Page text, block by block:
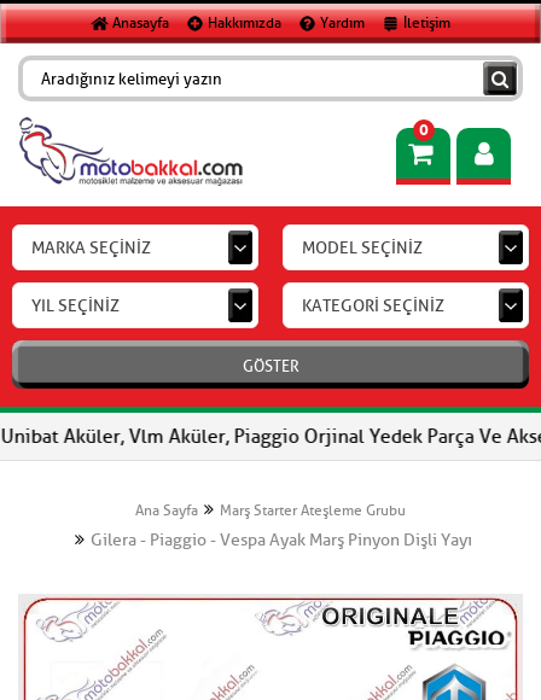
Anasayfa Hakkımızda Yardım İletişim
0
MARKA SEÇİNİZ MODEL SEÇİNİZ
YIL SEÇİNİZ KATEGORİ SEÇİNİZ
GÖSTER
Aküler, Vlm Aküler, Piaggio Orjinal Yedek Parça Ve
Ana Sayfa Marş Starter Ateşleme Grubu
Gilera - Piaggio - Vespa Ayak Marş Pinyon Dişli Yayı